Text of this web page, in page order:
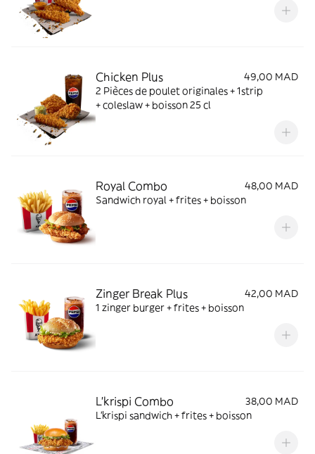
Chicken Plus
49,00 MAD
2 Pièces de poulet originales + 1strip
+ coleslaw + boisson 25 cl
Royal Combo
48,00 MAD
Sandwich royal + frites + boisson
Zinger Break Plus
42,00 MAD
1 zinger burger + frites + boisson
L'krispi Combo
38,00 MAD
L'krispi sandwich + frites + boisson